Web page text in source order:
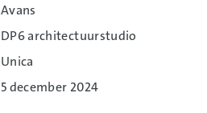
Avans
DP6 architectuurstudio
Unica
5 december 2024